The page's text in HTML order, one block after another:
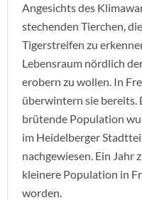
Angesichts des
stechenden Tierchen,
Tigerstreifen zu
Lebensraum nördlich
erobern zu wollen. In
überwintern sie bereits.
brütende Population
im Heidelberger
nachgewiesen. Ein Jahr
kleinere Population in
worden.